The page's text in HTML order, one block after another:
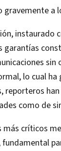
gravemente a
instaurado
garantías
lo cual
reporteros
como de
críticos